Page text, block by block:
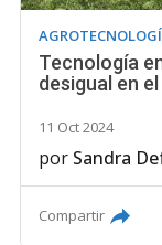
Tecnología
desigual en
11 Oct 2024
por Sandra
Compartir